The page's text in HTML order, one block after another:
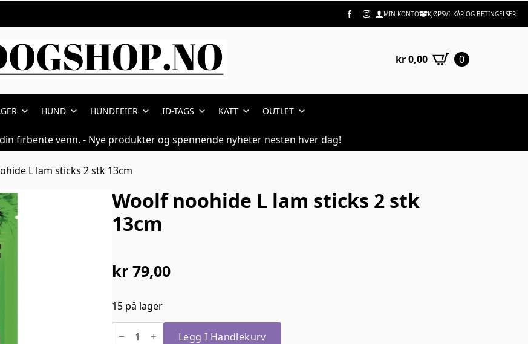
MIN KONTO KJØPSVILKÅR OG BETINGELSER
kr0,00 0
HUND HUNDEEIER ID-TAGS KATT OUTLET
firbente venn. - Nye produkter og spennende nyheter nesten hver dag!
L lam sticks 2 stk 13cm
Woolf noohide L lam sticks 2 stk
13cm
kr 79,00
15 på lager
Woolf
noohide Legg I Handlekurv